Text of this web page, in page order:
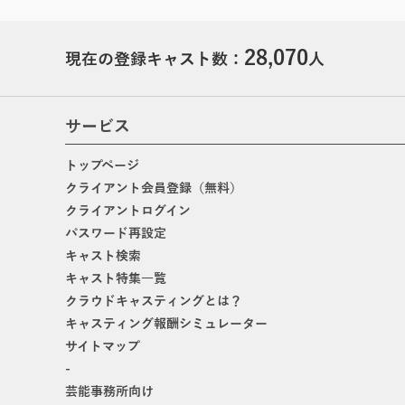
現在の登録キャスト数： 28,070人
サービス
トップページ
クライアント会員登録（無料）
クライアントログイン
パスワード再設定
キャスト検索
キャスト特集一覧
クラウドキャスティングとは？
キャスティング報酬シミュレーター
サイトマップ
-
芸能事務所向け